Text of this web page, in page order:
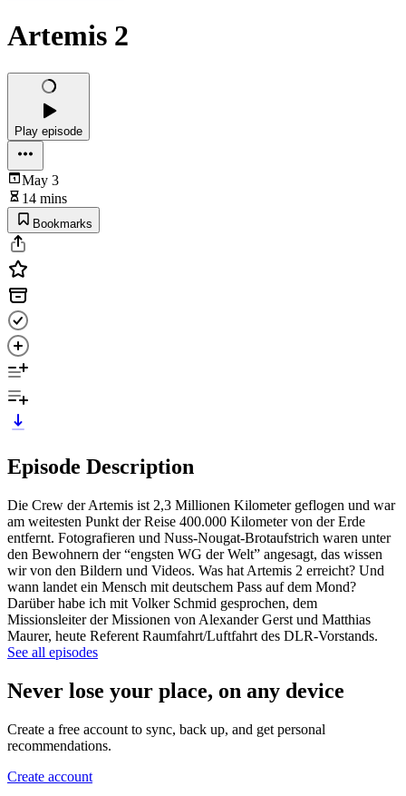
Artemis 2
Play episode
May 3
14 mins
Bookmarks
Episode Description
Die Crew der Artemis ist 2,3 Millionen Kilometer geflogen und war
am weitesten Punkt der Reise 400.000 Kilometer von der Erde
entfernt. Fotografieren und Nuss-Nougat-Brotaufstrich waren unter
den Bewohnern der “engsten WG der Welt” angesagt, das wissen
wir von den Bildern und Videos. Was hat Artemis 2 erreicht? Und
wann landet ein Mensch mit deutschem Pass auf dem Mond?
Darüber habe ich mit Volker Schmid gesprochen, dem
Missionsleiter der Missionen von Alexander Gerst und Matthias
Maurer, heute Referent Raumfahrt/Luftfahrt des DLR-Vorstands.
See all episodes
Never lose your place, on any device
Create a free account to sync, back up, and get personal
recommendations.
Create account